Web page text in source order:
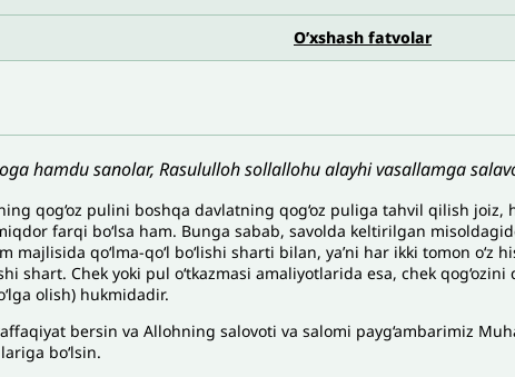
O’xshash fatvolar
hamdu sanolar, Rasululloh sollallohu alayhi vasallamga
qog‘oz pulini boshqa davlatning qog‘oz puliga tahvil qilish
farqi bo‘lsa ham. Bunga sabab, savolda keltirilgan
majlisida qoʻlma-qoʻl boʻlishi sharti bilan, ya’ni har ikki tomon o‘z
shart. Chek yoki pul oʻtkazmasi amaliyotlarida esa, chek
olish) hukmidadir.
bersin va Allohning salovoti va salomi payg‘ambarimiz
bo‘lsin.